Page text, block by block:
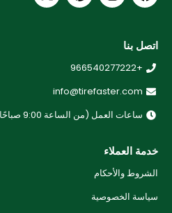
اتصل بنا
+966540277222
info@tirefaster.com
ساعات العمل (من الساعة 9:00 صباحًا إلى الساعة 6:00 مساءً)
خدمة العملاء
الشروط والأحكام
سياسة الخصوصية